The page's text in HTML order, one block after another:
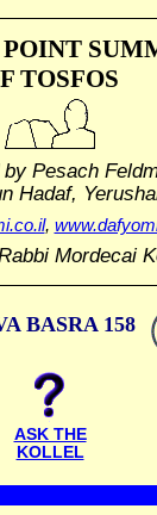
TOSFOS
Pesach
Hadaf,
,
Mordecai
BASRA 158
ASK THE
KOLLEL